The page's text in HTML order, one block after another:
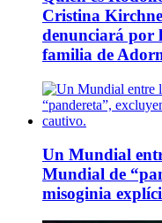
Cristina
denunciará por
familia de
Un Mundial
Mundial de
misoginia